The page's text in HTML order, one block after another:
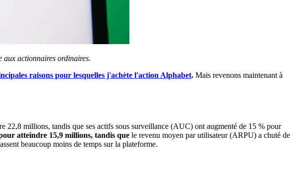
aux actionnaires ordinaires.
raisons pour lesquelles j'achète l'action Alphabet. Mais revenons maintenant à
22,8 millions, tandis que ses actifs sous surveillance (AUC) ont augmenté de 15 % pour
atteindre 15,9 millions, tandis que le revenu moyen par utilisateur (ARPU) a chuté de
beaucoup moins de temps sur la plateforme.